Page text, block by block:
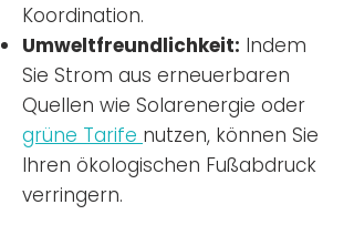
Koordination.
Umweltfreundlichkeit: Indem
Sie Strom aus erneuerbaren
Quellen wie Solarenergie oder
grüne Tarife nutzen, können Sie
Ihren ökologischen Fußabdruck
verringern.